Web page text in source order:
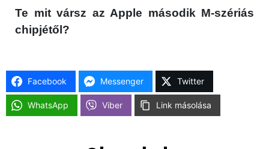
Te mit vársz az Apple második M-szériás
chipjétől?
Facebook Messenger Twitter
WhatsApp Viber Link másolása